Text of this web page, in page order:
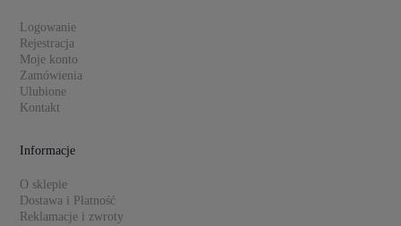
Logowanie
Rejestracja
Moje konto
Zamówienia
Ulubione
Kontakt
Informacje
O sklepie
Dostawa i Płatność
Reklamacje i zwroty